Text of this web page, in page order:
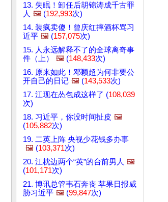
13. 失眠！卸任后胡锦涛成千古罪
人 🖼️ (192,993次)
14. 装疯卖傻！曾庆红摔酒杯骂习
近平 🖼️ (157,075次)
15. 人永远解释不了的全球离奇事
件（上）
🖼️ (148,433次)
16. 原来如此！邓颖超为何非要公
开自己的日记 🖼️ (143,533次)
17. 江现在怂包成这样了 (108,039
次)
18. 习近平，你没时间扯皮 🖼️
(105,882次)
19. 二英上阵 央视少花钱多办事
🖼️ (103,371次)
20. 江枕边两个“英”的台前男人 🖼️
(101,171次)
21. 博讯总管韦石奔丧 苹果日报威
胁习近平 🖼️ (99,847次)